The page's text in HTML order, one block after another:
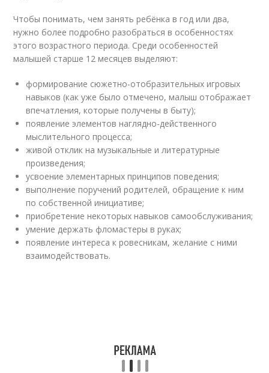
Чтобы понимать, чем занять ребёнка в год или два,
нужно более подробно разобраться в особенностях
этого возрастного периода. Среди особенностей
малышей старше 12 месяцев выделяют:
формирование сюжетно-отобразительных игровых
навыков (как уже было отмечено, малыш отображает
впечатления, которые получены в быту);
появление элементов наглядно-действенного
мыслительного процесса;
живой отклик на музыкальные и литературные
произведения;
усвоение элементарных принципов поведения;
выполнение поручений родителей, обращение к ним
по собственной инициативе;
приобретение некоторых навыков самообслуживания;
умение держать фломастеры в руках;
появление интереса к ровесникам, желание с ними
взаимодействовать.